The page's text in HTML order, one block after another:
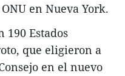
en Nueva York.
Estados
que eligieron a
en el nuevo